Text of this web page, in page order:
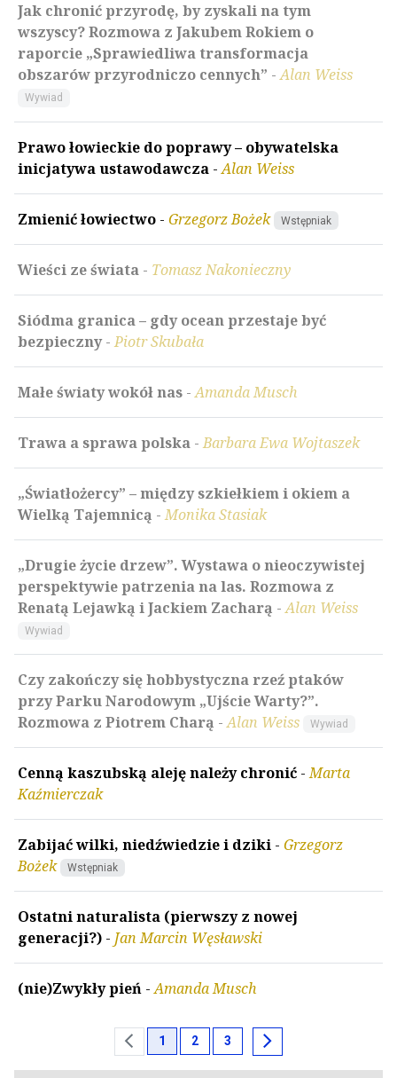
Jak chronić przyrodę, by zyskali na tym
wszyscy? Rozmowa z Jakubem Rokiem o
raporcie „Sprawiedliwa transformacja
obszarów przyrodniczo cennych” -Alan Weiss
Wywiad
Prawo łowieckie do poprawy – obywatelska
inicjatywa ustawodawcza -Alan Weiss
Zmienić łowiectwo - Grzegorz Bożek Wstępniak
Wieści ze świata - Tomasz Nakonieczny
Siódma granica – gdy ocean przestaje być
bezpieczny-Piotr Skubała
Małe światy wokół nas -Amanda Musch
Trawa a sprawa polska -Barbara Ewa Wojtaszek
„Światłożercy” – między szkiełkiem i okiem a
Wielką Tajemnicą -Monika Stasiak
„Drugie życie drzew”. Wystawa o nieoczywistej
perspektywie patrzenia na las. Rozmowa z
Renatą Lejawką i Jackiem Zacharą -Alan Weiss
Wywiad
Czy zakończy się hobbystyczna rzeź ptaków
przy Parku Narodowym „Ujście Warty?”.
Rozmowa z Piotrem Charą -Alan Weiss Wywiad
Cenną kaszubską aleję należy chronić -Marta
Kaźmierczak
Zabijać wilki, niedźwiedzie i dziki - Grzegorz
Bożek
Wstępniak
Ostatni naturalista (pierwszy z nowej
generacji?) - Jan Marcin Węsławski
(nie)Zwykły pień -Amanda Musch
chevron_left 1 2 3 chevron_right